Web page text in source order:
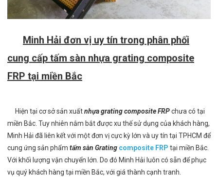
Minh Hải đơn vị uy tín trong phân phối
cung cấp tấm sàn nhựa grating composite
FRP tại miền Bắc
Hiện tại cơ sở sản xuấtnhựa grating composite FRPchưa có tại
miền Bắc. Tuy nhiên nắm bắt được xu thế sử dụng của khách hàng,
Minh Hải đã liên kết với một đơn vị cực kỳ lớn và uy tín tại TPHCM để
cung ứng sản phẩm tấm sàn Grating composite FRP tại miền Bắc.
Với khối lượng vận chuyển lớn. Do đó Minh Hải luôn có sẵn để phục
vụ quý khách hàng tại miền Bắc, với giá thành cạnh tranh.